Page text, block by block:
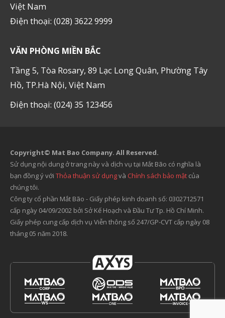
Việt Nam
Điện thoại: (028) 3622 9999
VĂN PHÒNG MIỀN BẮC
Tầng 5, Tòa Rosary, 89 Lạc Long Quân, Phường Tây
Hồ, TP.Hà Nội, Việt Nam
Điện thoại: (024) 35 123456
Copyright© Mat Bao Company. All Reserved.
Sử dụng nội dung ở trang này và dịch vụ tại Mắt Bão có nghĩa là
bạn đồng ý với Thỏa thuận sử dụngvà Chính sách bảo mật của
chúng tôi.
Công ty cổ phần Mắt Bão - Giấy phép kinh doanh số: 0302712571
cấp ngày 04/09/2002 bởi Sở Kế Hoạch và Đầu Tư Tp. Hồ Chí Minh.
Giấy phép cung cấp dịch vụ Viễn thông số 247/GP-CVT cấp ngày 08
tháng 05 năm 2018.